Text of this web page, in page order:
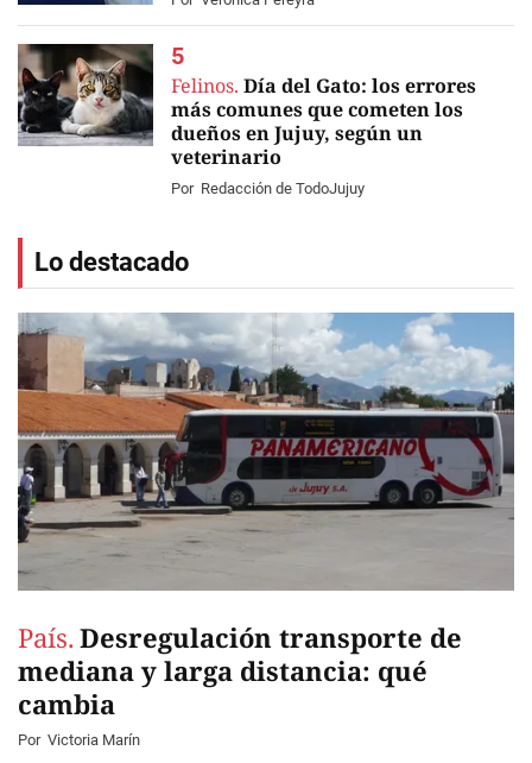
Felinos. Día del Gato: los errores
más comunes que cometen los
dueños en Jujuy, según un
veterinario
Por Redacción de TodoJujuy
Lo destacado
País. Desregulación transporte de
mediana y larga distancia: qué
cambia
Por Victoria Marín